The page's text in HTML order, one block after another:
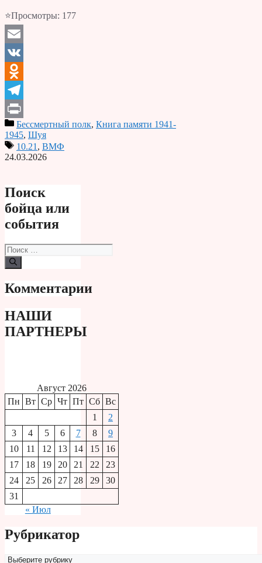
⭐Просмотры: 177
Email
VK
Odnoklassniki
Telegram
PrintБессмертный полк, Книга памяти 1941-
1945, Шуя
10.21 , ВМФ
24.03.2026
Поиск
бойца или
события
Поиск:
Комментарии
НАШИ
ПАРТНЕРЫ
Август 2026
Пн Вт Ср Чт Пт Сб Вс
1
2
3
4 5 6 7 8
9
10
11 12 13 14 15
16
17
18 19 20 21 22
23
24
25 26 27 28 29
30
31
« Июл
Рубрикатор
Рубрикатор